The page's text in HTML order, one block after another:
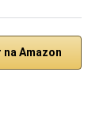
na Amazon